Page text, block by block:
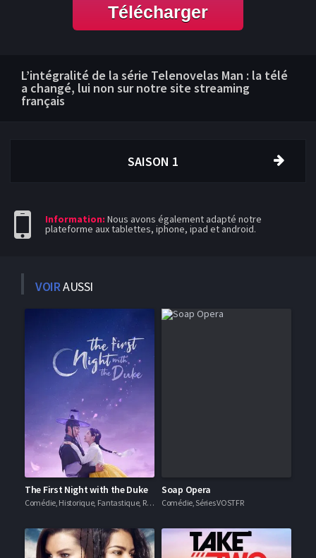
Télécharger
L’intégralité de la série Telenovelas Man : la télé
a changé, lui non sur notre site streaming
français
SAISON 1
Information: Nous avons également adapté notre
plateforme aux tablettes, iphone, ipad et android.
VOIRAUSSI
The First Night with the Duke
Comédie, Historique, Fantastique, Romance, Séries VOSTFR
Soap Opera
Comédie, Séries VOSTFR